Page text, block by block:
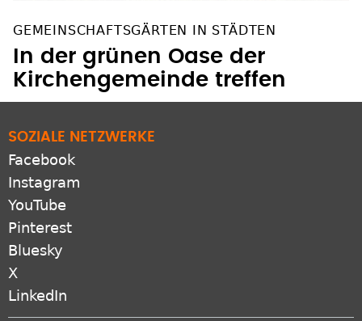
GEMEINSCHAFTSGÄRTEN IN STÄDTEN
In der grünen Oase der
Kirchengemeinde treffen
SOZIALE NETZWERKE
Facebook
Instagram
YouTube
Pinterest
Bluesky
X
LinkedIn